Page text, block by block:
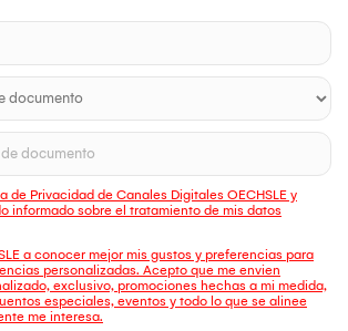
de Privacidad de Canales Digitales OECHSLE y
informado sobre el tratamiento de mis datos
a conocer mejor mis gustos y preferencias para
personalizadas. Acepto que me envien
exclusivo, promociones hechas a mi medida,
especiales, eventos y todo lo que se alinee
me interesa.